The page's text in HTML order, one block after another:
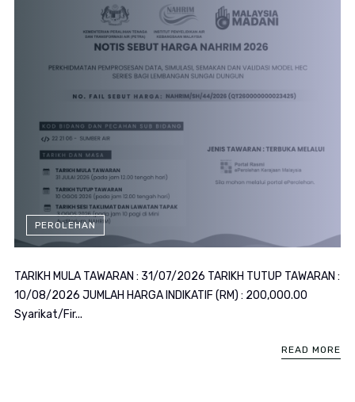
PEROLEHAN
TARIKH MULA TAWARAN : 31/07/2026 TARIKH TUTUP TAWARAN :
10/08/2026 JUMLAH HARGA INDIKATIF (RM) : 200,000.00
Syarikat/Fir...
READ MORE